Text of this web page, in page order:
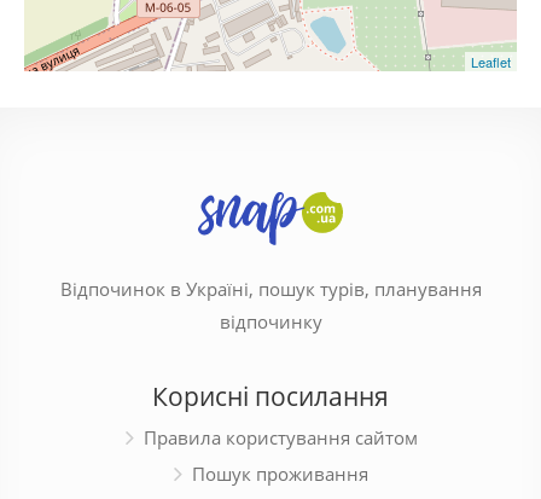
Leaflet
Відпочинок в Україні, пошук турів, планування
відпочинку
Корисні посилання
Правила користування сайтом
Пошук проживання